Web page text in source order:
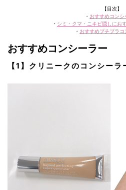
【目次】
・ おすすめコンシ
・ シミ・クマ・ニキビ隠しにお
・ おすすめプチプラコ
おすすめコンシーラー
【1】クリニークのコンシーラ